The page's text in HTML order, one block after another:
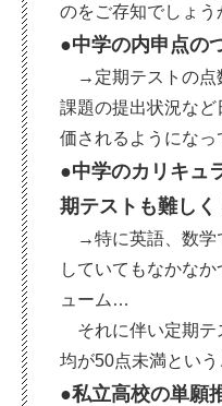
のをご存知でしょう
●中学の内申点の
→ 定期テストの
課題の提出状況な
価されるようになっ
●中学のカリキュ
期テストも難しく
→特に英語、数学
していてもなかな
ューム…
それに伴い定期テ
均が50点未満とい
●私立高校の単願